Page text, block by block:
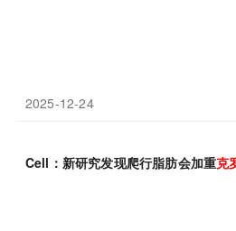
2025-12-24
Cell：新研究发现爬行脂肪会加重克